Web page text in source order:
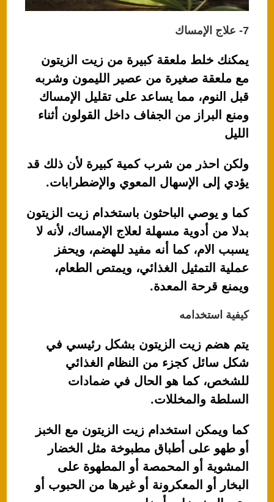
7- علاج الإمساك
يمكنك خلط ملعقة كبيرة من زيت الزيتون
مع ملعقة صغيرة من عصير الليمون وشربه
قبل النوم، مما يساعد على تقليل الإمساك
ومنع البراز من الجفاف داخل القولون أثناء
الليل
ولكن احذر من شرب كمية كبيرة لأن ذلك قد
يؤدي إلى الإسهال المعوي والإضطرابات.
كما و يوصي الباحثون باستخدام زيت الزيتون
بدلا من أدوية مسهلة لعلاج الإمساك، لأنه لا
يسبب الام، كما أنه مفيد للهضم، ويحفز
عملية التمثيل الغذائي، ويمتص الطعام،
ويمنع قرحة المعدة.
كيفية استخدامه
يتم هضم زيت الزيتون بشكل رئيسي في
شكل سائل كجزء من النظام الغذائي
للشخص، كما هو الحال في ضمادات
السلطة والمخللات.
كما ويمكن استخدام زيت الزيتون مع الخبز
أو طهو على أطباق مطبوخة مثل الخضار
المشوية أو المحمصة أو المطهوة على
البخار أو المعكرونة أو غيرها من الحبوب أو